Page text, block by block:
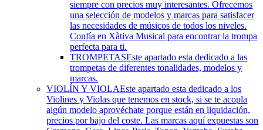
siempre con precios muy interesantes. Ofrecemos
una selección de modelos y marcas para satisfacer
las necesidades de músicos de todos los niveles.
Confía en Xàtiva Musical para encontrar la trompa
perfecta para ti.
TROMPETASEste apartado esta dedicado a las
trompetas de diferentes tonalidades, modelos y
marcas.
VIOLÍN Y VIOLAEste apartado esta dedicado a los
Violines y Violas que tenemos en stock, si se te acopla
algún modelo aprovéchate porque están en liquidación,
precios por bajo del coste. Las marcas aquí expuestas son